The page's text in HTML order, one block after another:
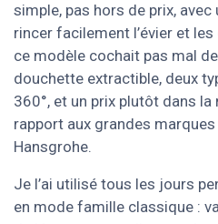
simple, pas hors de prix,
rincer facilement l’évier et
ce modèle cochait pas mal
douchette extractible, deux
360°, et un prix plutôt dans la
rapport aux grandes
Hansgrohe.
Je l’ai utilisé tous les jours
en mode famille classique :